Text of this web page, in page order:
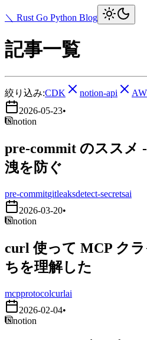
＼ Rust Go Python Blog
記事一覧
絞り込み:CDK notion-api
2026-05-23•
notion
pre-commit のススメ
洩を防ぐ
pre-commitgitleaksdetect-secretsai
2026-03-20•
notion
curl 使って MCP ク
ちを理解した
mcpprotocolcurlai
2026-02-04•
notion